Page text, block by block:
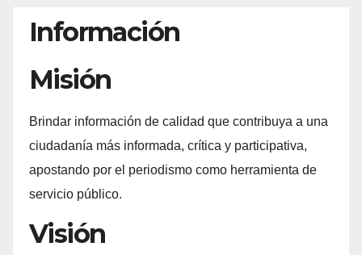
Información
Misión
Brindar información de calidad que contribuya a una
ciudadanía más informada, crítica y participativa,
apostando por el periodismo como herramienta de
servicio público.
Visión